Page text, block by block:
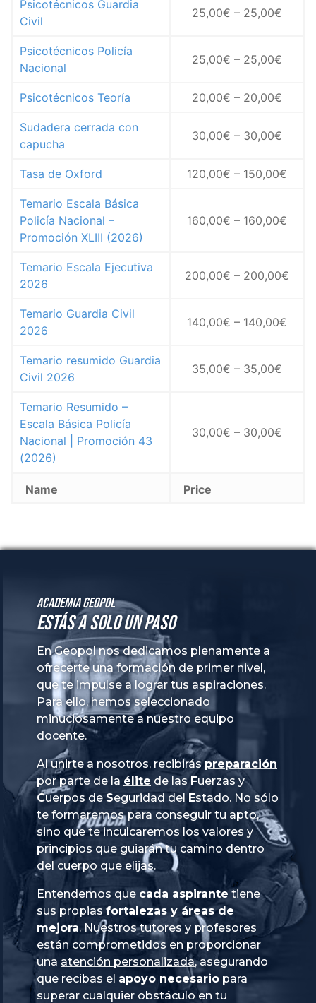
Academia GeoPol
Estás a solo un paso
En Geopol nos dedicamos plenamente a
ofrecerte una formación de primer nivel,
que te impulse a lograr tus aspiraciones.
Para ello, hemos seleccionado
minuciosamente a nuestro equipo
docente.
Al unirte a nosotros, recibiráspreparación
por parte de la élite de las Fuerzas y
Cuerpos de Seguridad del Estado. No sólo
te formaremos para conseguir tu apto,
sino que te inculcaremos los valores y
principios que guiarán tu camino dentro
del cuerpo que elijas.
Entendemos que cada aspirante tiene
sus propias fortalezas y áreas de
mejora. Nuestros tutores y profesores
están comprometidos en proporcionar
una atención personalizada, asegurando
que recibas el apoyo necesario para
superar cualquier obstáculo en tu